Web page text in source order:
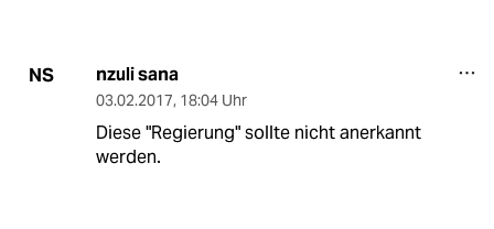
NS nzuli sana
03.02.2017, 18:04 Uhr
Diese "Regierung" sollte nicht anerkannt
werden.